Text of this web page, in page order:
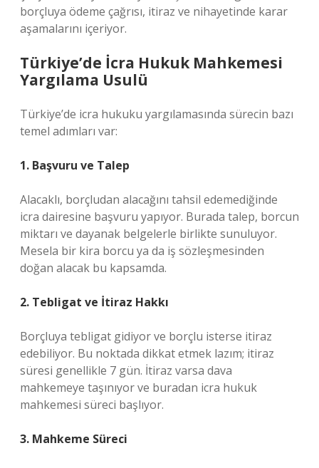
borçluya ödeme çağrısı, itiraz ve nihayetinde karar
aşamalarını içeriyor.
Türkiye’de İcra Hukuk Mahkemesi
Yargılama Usulü
Türkiye’de icra hukuku yargılamasında sürecin bazı
temel adımları var:
1. Başvuru ve Talep
Alacaklı, borçludan alacağını tahsil edemediğinde
icra dairesine başvuru yapıyor. Burada talep, borcun
miktarı ve dayanak belgelerle birlikte sunuluyor.
Mesela bir kira borcu ya da iş sözleşmesinden
doğan alacak bu kapsamda.
2. Tebligat ve İtiraz Hakkı
Borçluya tebligat gidiyor ve borçlu isterse itiraz
edebiliyor. Bu noktada dikkat etmek lazım; itiraz
süresi genellikle 7 gün. İtiraz varsa dava
mahkemeye taşınıyor ve buradan icra hukuk
mahkemesi süreci başlıyor.
3. Mahkeme Süreci